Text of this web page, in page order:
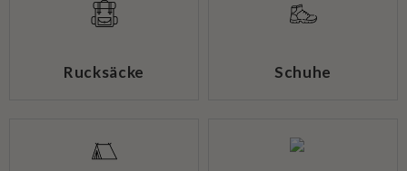
Rucksäcke Schuhe